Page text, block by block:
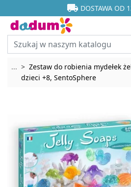

 DOSTAWA OD


... Rozwiń breadcrumbs
Zestaw do robienia mydełek
dzieci +8, SentoSphere